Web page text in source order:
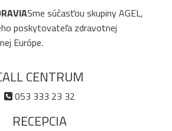
Sme súčasťou skupiny AGEL,
poskytovateľa zdravotnej
Európe.
CENTRUM
053 333 23 32
RECEPCIA